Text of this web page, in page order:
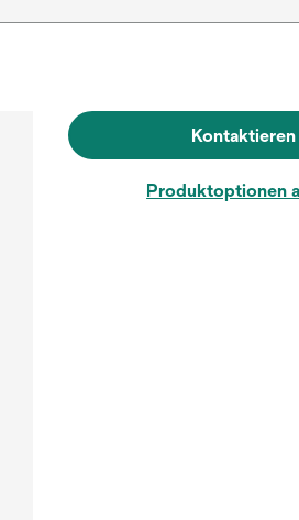
Kontaktieren
Produktoptionen